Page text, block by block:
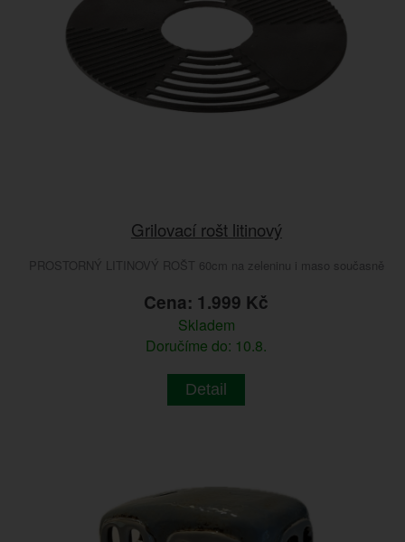
Grilovací rošt litinový
PROSTORNÝ LITINOVÝ ROŠT 60cm na zeleninu i maso současně
Cena: 1.999 Kč
Skladem
Doručíme do: 10.8.
Detail